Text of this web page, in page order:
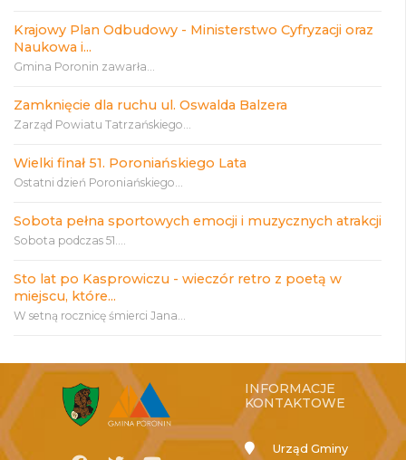
Krajowy Plan Odbudowy - Ministerstwo Cyfryzacji oraz
Naukowa i...
Gmina Poronin zawarła...
Zamknięcie dla ruchu ul. Oswalda Balzera
Zarząd Powiatu Tatrzańskiego...
Wielki finał 51. Poroniańskiego Lata
Ostatni dzień Poroniańskiego...
Sobota pełna sportowych emocji i muzycznych atrakcji
Sobota podczas 51....
Sto lat po Kasprowiczu - wieczór retro z poetą w
miejscu, które...
W setną rocznicę śmierci Jana...
INFORMACJE
KONTAKTOWE
Urząd Gminy